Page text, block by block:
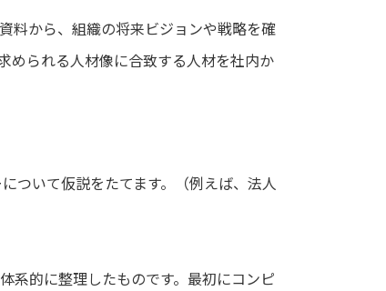
料から、組織の将来ビジョンや戦略を確
められる人材像に合致する人材を社内か
ついて仮説をたてます。（例えば、法人
系的に整理したものです。最初にコンピ